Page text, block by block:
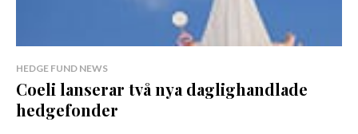
HEDGE FUND NEWS
Coeli lanserar två nya daglighandlade
hedgefonder